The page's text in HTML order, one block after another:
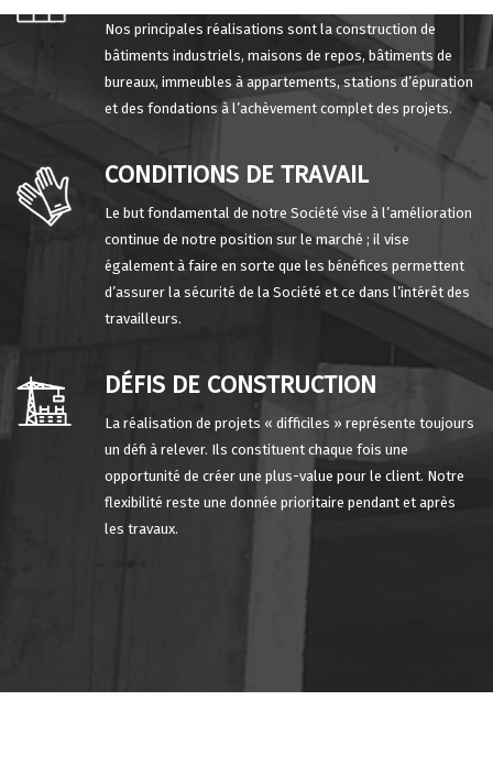
Nos principales réalisations sont la construction de
bâtiments industriels, maisons de repos, bâtiments de
bureaux, immeubles à appartements, stations d’épuration
et des fondations à l’achèvement complet des projets.
CONDITIONS DE TRAVAIL
Le but fondamental de notre Société vise à l’amélioration
continue de notre position sur le marché ; il vise
également à faire en sorte que les bénéfices permettent
d’assurer la sécurité de la Société et ce dans l’intérêt des
travailleurs.
DÉFIS DE CONSTRUCTION
La réalisation de projets « difficiles » représente toujours
un défi à relever. Ils constituent chaque fois une
opportunité de créer une plus-value pour le client. Notre
flexibilité reste une donnée prioritaire pendant et après
les travaux.